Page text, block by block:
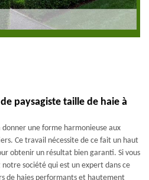
paysagiste taille de haie à
une forme harmonieuse aux
Ce travail nécessite de ce fait un haut
obtenir un résultat bien garanti. Si vous
société qui est un expert dans ce
de haies performants et hautement